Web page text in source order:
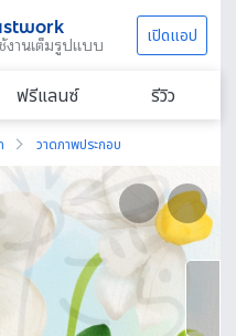
งานเต็มรูปแบบ เปิดแอป
ฟรีแลนซ์ รีวิว
วาดภาพประกอบ